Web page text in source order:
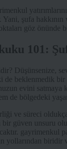
Yani, şufa
göz önünde
101:
Düşünsenize,
de beklenmedik
evini
de bölgedeki
ve süreci
bir güven unsuru
gayrimenkul
yollarından biridir